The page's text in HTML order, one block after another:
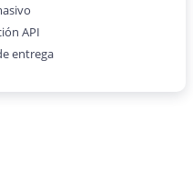
API
entrega